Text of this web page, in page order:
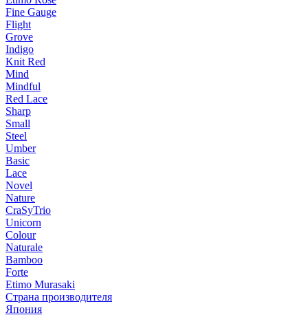
Fine Gauge
Flight
Grove
Indigo
Knit Red
Mind
Mindful
Red Lace
Sharp
Small
Steel
Umber
Basic
Lace
Novel
Nature
CraSyTrio
Unicorn
Colour
Naturale
Bamboo
Forte
Etimo Murasaki
Страна производителя
Япония